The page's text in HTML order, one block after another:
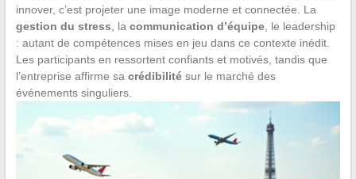
innover, c’est projeter une image moderne et connectée. La
gestion du stress , la communication d’équipe, le leadership
: autant de compétences mises en jeu dans ce contexte inédit.
Les participants en ressortent confiants et motivés, tandis que
l’entreprise affirme sa crédibilitésur le marché des
événements singuliers.